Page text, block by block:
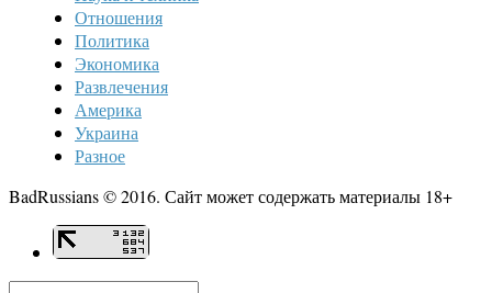
Отношения
Политика
Экономика
Развлечения
Америка
Украина
Разное
BadRussians © 2016. Сайт может содержать материалы 18+